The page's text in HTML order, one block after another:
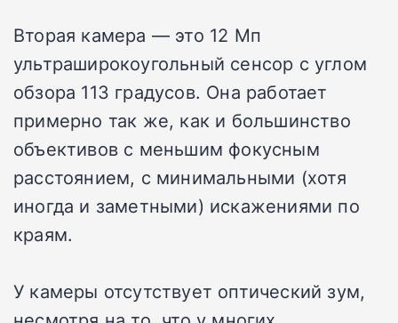
Вторая камера — это 12 Мп
ультраширокоугольный сенсор с углом
обзора 113 градусов. Она работает
примерно так же, как и большинство
объективов с меньшим фокусным
расстоянием, с минимальными (хотя
иногда и заметными) искажениями по
краям.
У камеры отсутствует оптический зум,